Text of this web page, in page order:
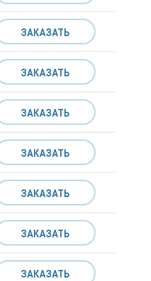
ЗАКАЗАТЬ
ЗАКАЗАТЬ
ЗАКАЗАТЬ
ЗАКАЗАТЬ
ЗАКАЗАТЬ
ЗАКАЗАТЬ
ЗАКАЗАТЬ